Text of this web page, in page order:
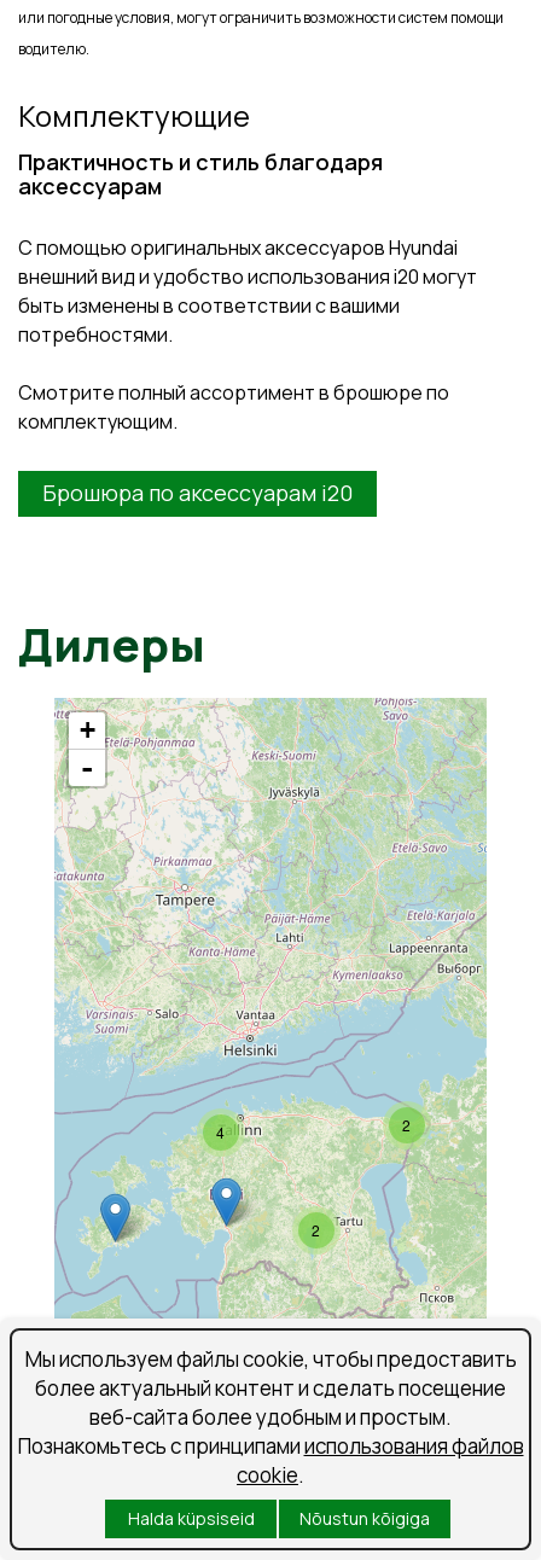
или погодные условия, могут ограничить возможности систем помощи
водителю.
Комплектующие
Практичность и стиль благодаря
аксессуарам
С помощью оригинальных аксессуаров Hyundai
внешний вид и удобство использования i20 могут
быть изменены в соответствии с вашими
потребностями.
Смотрите полный ассортимент в брошюре по
комплектующим.
Брошюра по аксессуарам i20
Дилеры
2
2
4
+
-
Мы используем файлы cookie, чтобы предоставить
более актуальный контент и сделать посещение
веб-сайта более удобным и простым.
Познакомьтесь с принципамииспользования файлов
cookie.
Halda küpsiseid Nõustun kõigiga